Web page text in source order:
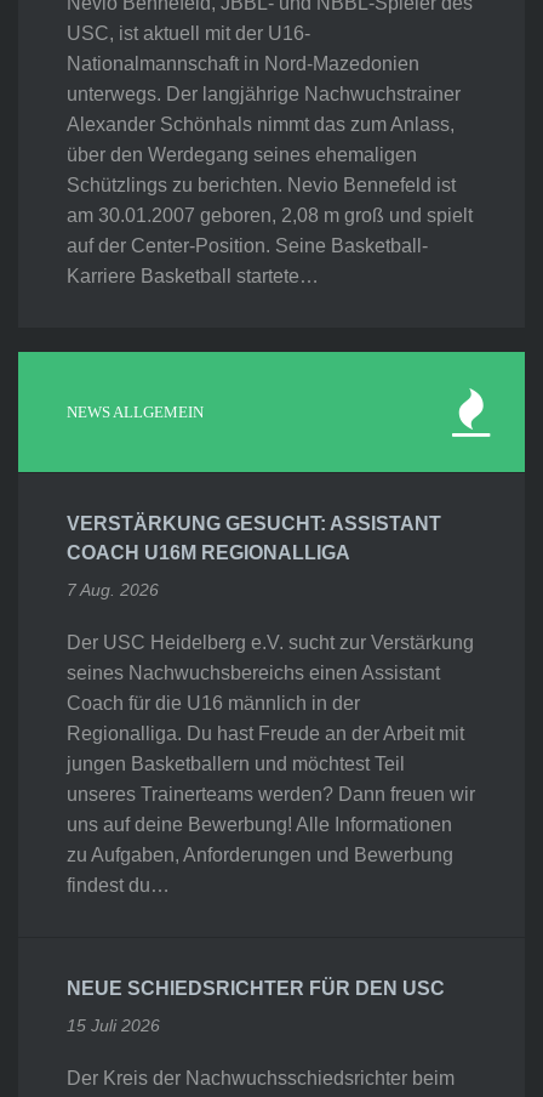
USC, ist aktuell mit der U16-
Nationalmannschaft in Nord-Mazedonien
unterwegs. Der langjährige Nachwuchstrainer
Alexander Schönhals nimmt das zum Anlass,
über den Werdegang seines ehemaligen
Schützlings zu berichten. Nevio Bennefeld ist
am 30.01.2007 geboren, 2,08 m groß und spielt
auf der Center-Position. Seine Basketball-
Karriere Basketball startete…
NEWS ALLGEMEIN
VERSTÄRKUNG GESUCHT: ASSISTANT
COACH U16M REGIONALLIGA
7 Aug. 2026
Der USC Heidelberg e.V. sucht zur Verstärkung
seines Nachwuchsbereichs einen Assistant
Coach für die U16 männlich in der
Regionalliga. Du hast Freude an der Arbeit mit
jungen Basketballern und möchtest Teil
unseres Trainerteams werden? Dann freuen wir
uns auf deine Bewerbung! Alle Informationen
zu Aufgaben, Anforderungen und Bewerbung
findest du…
NEUE SCHIEDSRICHTER FÜR DEN USC
15 Juli 2026
Der Kreis der Nachwuchsschiedsrichter beim